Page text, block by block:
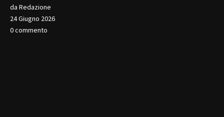
da Redazione
24 Giugno 2026
0 commento